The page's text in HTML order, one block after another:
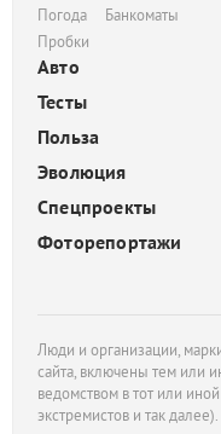
Погода
Пробки
Банкоматы
Авто
Тесты
Польза
Эволюция
Спецпроекты
Фоторепортажи
Люди и организации,
сайта, включены тем или
ведомством в тот или
экстремистов и так